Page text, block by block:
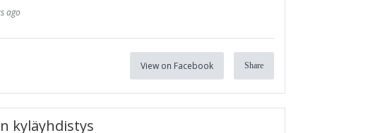
ago
View on Facebook Share
kyläyhdistys